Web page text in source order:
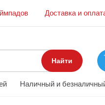
Доставка и
Найти
Наличный и